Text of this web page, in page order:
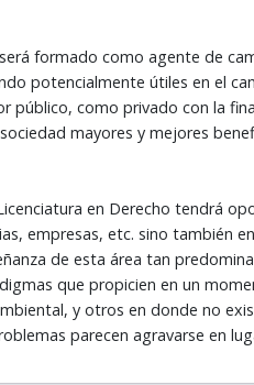
formado como agente de
potencialmente útiles en el
público, como privado con la
mayores y mejores
en Derecho tendrá
empresas, etc. sino también
de esta área tan
que propicien en un
y otros en donde no
parecen agravarse en